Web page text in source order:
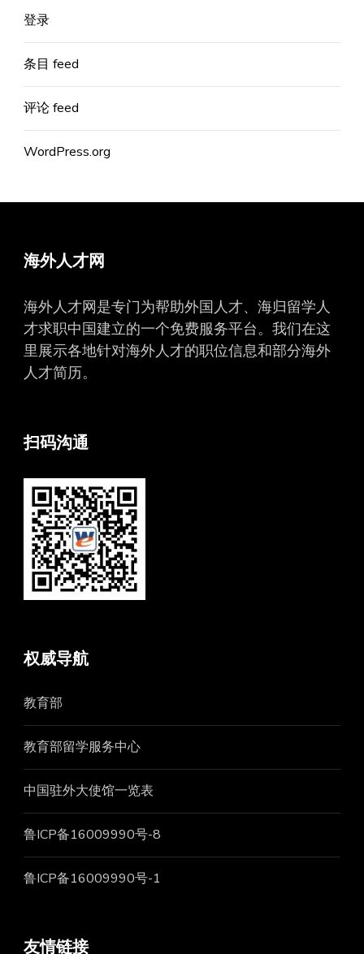
登录
条目 feed
评论 feed
WordPress.org
海外人才网
海外人才网是专门为帮助外国人才、海归留学人
才求职中国建立的一个免费服务平台。我们在这
里展示各地针对海外人才的职位信息和部分海外
人才简历。
扫码沟通
权威导航
教育部
教育部留学服务中心
中国驻外大使馆一览表
鲁ICP备16009990号-8
鲁ICP备16009990号-1
友情链接